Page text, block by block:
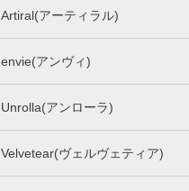
Artiral(アーティラル)
envie(アンヴィ)
Unrolla(アンローラ)
Velvetear(ヴェルヴェティア)